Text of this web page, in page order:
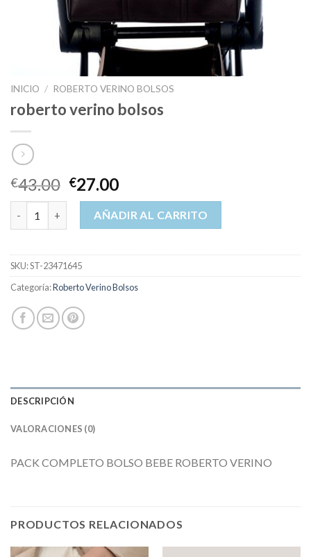
INICIO / ROBERTO VERINO BOLSOS
roberto verino bolsos
€43.00 €27.00
roberto verino bolsos cantidadAÑADIR AL CARRITO
SKU:ST-23471645
Categoría:Roberto Verino Bolsos
DESCRIPCIÓN
VALORACIONES (0)
PACK COMPLETO BOLSO BEBE ROBERTO VERINO
PRODUCTOS RELACIONADOS